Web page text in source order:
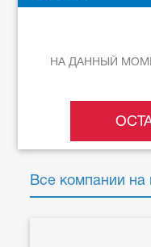
НА ДАННЫЙ
Все компании на